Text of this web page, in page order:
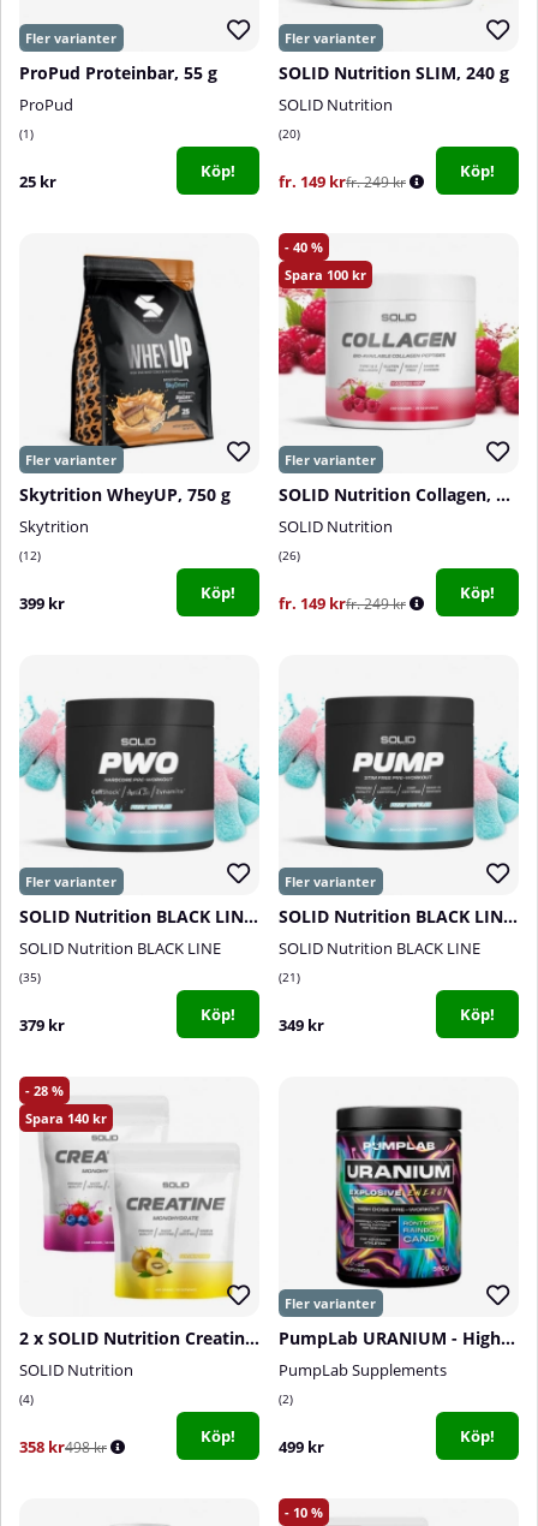
ProPud Proteinbar, 55 g
ProPud
1
25 kr Köp!
SOLID Nutrition SLIM, 240 g
SOLID Nutrition
20
fr. 149 krfr. 249 kr
Köp!
Skytrition WheyUP, 750 g
Skytrition
12
399 kr Köp!
40
100
SOLID Nutrition Collagen, 230 g
SOLID Nutrition
26
fr. 149 krfr. 249 kr
Köp!
SOLID Nutrition BLACK LINE PWO, 400 g
SOLID Nutrition BLACK LINE
35
379 kr Köp!
SOLID Nutrition BLACK LINE Pump, 360 g
SOLID Nutrition BLACK LINE
21
349 kr Köp!
28
140
2 x SOLID Nutrition Creatine Monohydrate, 400 g
SOLID Nutrition
4
358 kr498 kr
Köp!
PumpLab URANIUM - High Dose PWO, 550 g
PumpLab Supplements
2
499 kr Köp!
10